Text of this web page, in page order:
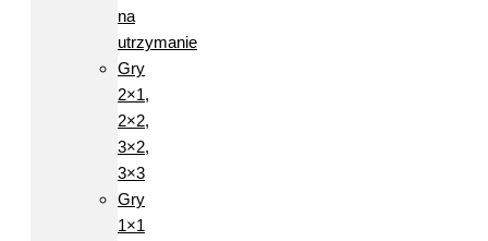
na
utrzymanie
Gry
2×1,
2×2,
3×2,
3×3
Gry
1×1